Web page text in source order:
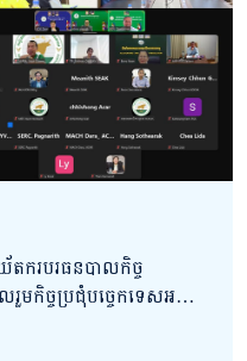
តករបរធនបាលកិច្ច
ច្ចប្រជុំបច្ចេកទេសអន្តរ
មែនធនាគារ (អ.ស.ហ.)
ព្រាងច្បាប់ស្ដីពីអាជីវកម្ម